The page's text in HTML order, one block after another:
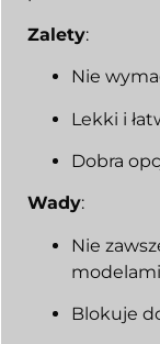
Zalety:
Nie
Lekki i
Dobra
Wady:
Nie
Blokuje